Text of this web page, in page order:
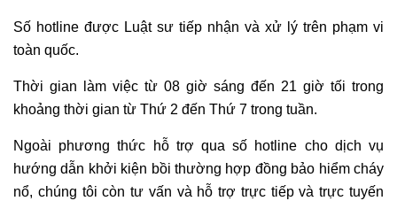
Số hotline được Luật sư tiếp nhận và xử lý trên phạm vi
toàn quốc.
Thời gian làm việc từ 08 giờ sáng đến 21 giờ tối trong
khoảng thời gian từ Thứ 2 đến Thứ 7 trong tuần.
Ngoài phương thức hỗ trợ qua số hotline cho dịch vụ
hướng dẫn khởi kiện bồi thường hợp đồng bảo hiểm cháy
nổ, chúng tôi còn tư vấn và hỗ trợ trực tiếp và trực tuyến